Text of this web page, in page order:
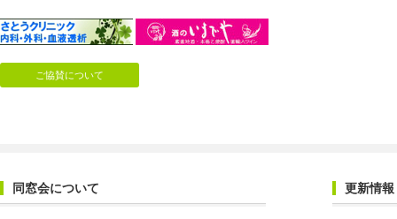
ご協賛について
同窓会について 更新情報